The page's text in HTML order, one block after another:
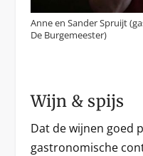
Anne en Sander Spruijt
De Burgemeester)
Wijn & spijs
Dat de wijnen goed
gastronomische